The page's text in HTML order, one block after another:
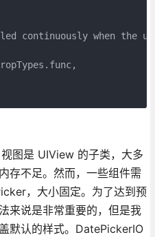
continuously when the
图是 UIView 的子类，大多
存不足。然而，一些组件需
，大小固定。为了达到预
来说是非常重要的，但是我
默认的样式。DatePickerIO